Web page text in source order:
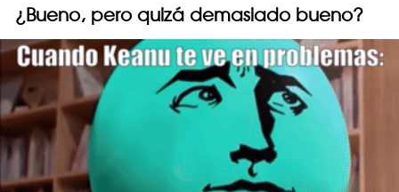
¿Bueno, pero quizá demasiado bueno?